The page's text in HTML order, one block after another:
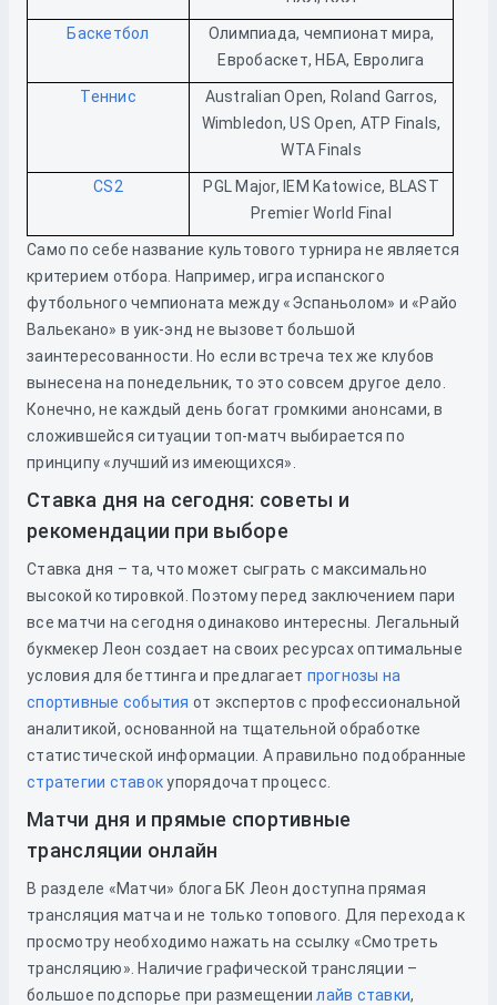
Баскетбол
Олимпиада, чемпионат мира,
Евробаскет, НБА, Евролига
Теннис
Australian Open, Roland Garros,
Wimbledon, US Open, ATP Finals,
WTA Finals
CS2
PGL Major, IEM Katowice, BLAST
Premier World Final
Само по себе название культового турнира не является
критерием отбора. Например, игра испанского
футбольного чемпионата между «Эспаньолом» и «Райо
Вальекано» в уик-энд не вызовет большой
заинтересованности. Но если встреча тех же клубов
вынесена на понедельник, то это совсем другое дело.
Конечно, не каждый день богат громкими анонсами, в
сложившейся ситуации топ-матч выбирается по
принципу «лучший из имеющихся».
Ставка дня на сегодня: советы и
рекомендации при выборе
Ставка дня – та, что может сыграть с максимально
высокой котировкой. Поэтому перед заключением пари
все матчи на сегодня одинаково интересны. Легальный
букмекер Леон создает на своих ресурсах оптимальные
условия для беттинга и предлагает прогнозы на
спортивные события от экспертов с профессиональной
аналитикой, основанной на тщательной обработке
статистической информации. А правильно подобранные
стратегии ставокупорядочат процесс.
Матчи дня и прямые спортивные
трансляции онлайн
В разделе «Матчи» блога БК Леон доступна прямая
трансляция матча и не только топового. Для перехода к
просмотру необходимо нажать на ссылку «Смотреть
трансляцию». Наличие графической трансляции –
большое подспорье при размещениилайв ставки,